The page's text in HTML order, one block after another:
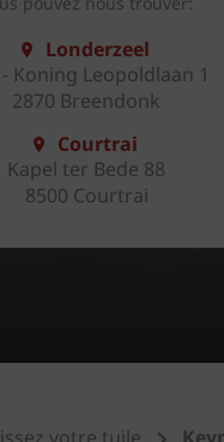
Londerzeel
Koning Leopoldlaan 1
2870 Breendonk
Courtrai
Kapel ter Bede 88
8500 Courtrai